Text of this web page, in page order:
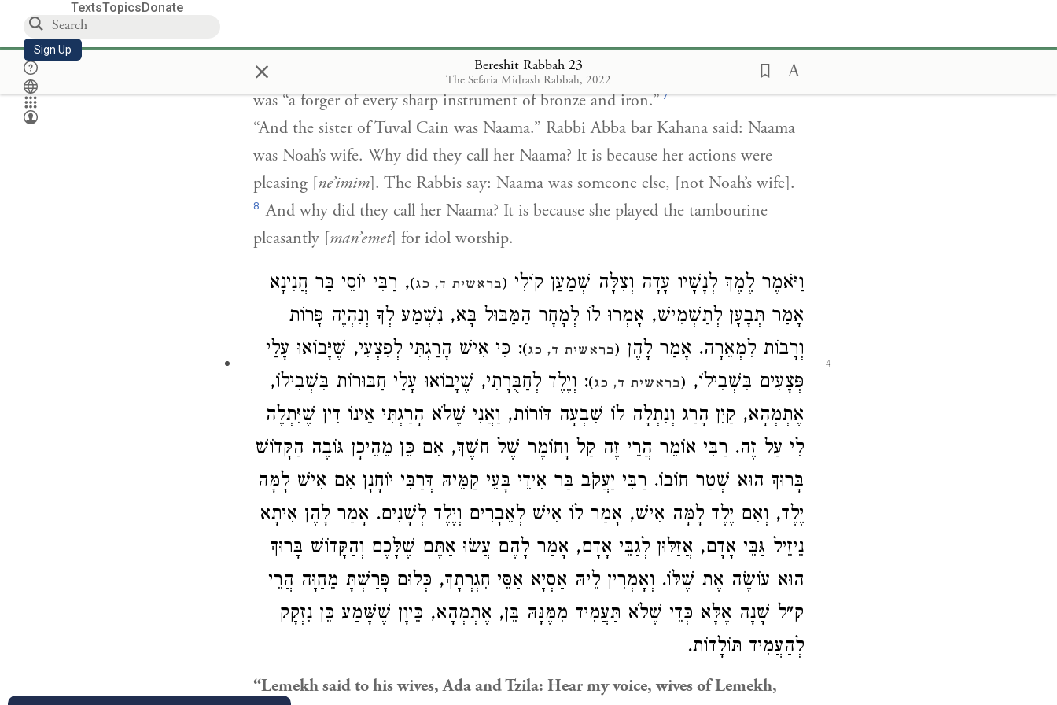
TextsTopicsDonate
Sign Up × Bereshit Rabbah 23
The Sefaria Midrash Rabbah, 2022
the name of Rabbi Levi: This one improved upon [tibel] Cain’s transgression;
Cain killed, but he did not have an instrument with which to kill, but this one
was “a forger of every sharp instrument of bronze and iron.”7
“And the sister of Tuval Cain was Naama.” Rabbi Abba bar Kahana said: Naama
was Noah’s wife. Why did they call her Naama? It is because her actions were
pleasing [ne’imim]. The Rabbis say: Naama was someone else, [not Noah’s wife].
8 And why did they call her Naama? It is because she played the tambourine
pleasantly [man’emet] for idol worship.
4
וַיֹּאמֶר לֶמֶךְ לְנָשָׁיו עָדָה וְצִלָּה שְׁמַעַן קוֹלִי (בראשית ד, כג), רַבִּי יוֹסֵי בַּר חֲנִינָא
אָמַר תְּבָעָן לְתַשְׁמִישׁ, אָמְרוּ לוֹ לְמָחָר הַמַּבּוּל בָּא, נִשְׁמַע לְךָ וְנִהְיֶה פָּרוֹת
וְרָבוֹת לִמְאֵרָה. אָמַר לָהֶן (בראשית ד, כג): כִּי אִישׁ הָרַגְתִּי לְפִצְעִי, שֶׁיָּבוֹאוּ עָלַי
פְּצָעִים בִּשְׁבִילוֹ, (בראשית ד, כג): וְיֶלֶד לְחַבֻּרָתִי, שֶׁיָבוֹאוּ עָלַי חַבּוּרוֹת בִּשְׁבִילוֹ,
אֶתְמְהָא, קַיִן הָרַג וְנִתְלָה לוֹ שִׁבְעָה דּוֹרוֹת, וַאֲנִי שֶׁלֹא הָרַגְתִּי אֵינוֹ דִין שֶׁיִּתְלֶה
לִי עַל זֶה. רַבִּי אוֹמֵר הֲרֵי זֶה קַל וָחוֹמֶר שֶׁל חשֶׁךְ, אִם כֵּן מֵהֵיכָן גּוֹבֶה הַקָּדוֹשׁ
בָּרוּךְ הוּא שְׁטַר חוֹבוֹ. רַבִּי יַעֲקֹב בַּר אִידֵי בָּעֵי קַמֵּיהּ דְּרַבִּי יוֹחָנָן אִם אִישׁ לָמָּה
יֶלֶד, וְאִם יֶלֶד לָמָּה אִישׁ, אָמַר לוֹ אִישׁ לְאֵבָרִים וְיֶלֶד לְשָׁנִים. אָמַר לָהֶן אִיתָא
נֵיזֵיל גַּבֵּי אָדָם, אֲזַלּוּן לְגַבֵּי אָדָם, אָמַר לָהֶם עֲשׂוּ אַתֶּם שֶׁלָּכֶם וְהַקָּדוֹשׁ בָּרוּךְ
הוּא עוֹשֶׂה אֶת שֶׁלּוֹ. וְאָמְרִין לֵיהּ אַסְיָא אַסֵּי חִגְרְתָךְ, כְּלוּם פָּרַשְׁתָּ מֵחַוָּה הֲרֵי
ק"ל שָׁנָה אֶלָּא כְּדֵי שֶׁלֹא תַּעֲמִיד מִמֶּנָּהּ בֵּן, אֶתְמְהָא, כֵּיוָן שֶׁשָּׁמַע כֵּן נִזְקָק
לְהַעֲמִיד תּוֹלָדוֹת.
“Lemekh said to his wives, Ada and Tzila: Hear my voice, wives of Lemekh,